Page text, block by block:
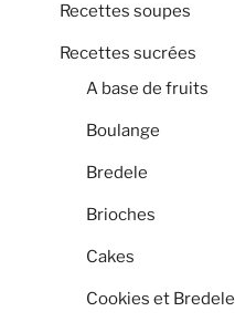
Recettes soupes
Recettes sucrées
A base de fruits
Boulange
Bredele
Brioches
Cakes
Cookies et Bredele